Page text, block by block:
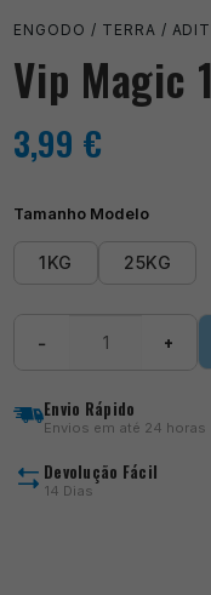
ENGODO / TERRA /
Vip Magic
3,99 €
Tamanho Modelo
1KG 25KG
1Kg
− +
Envio Rápido
Envios em até 24 horas
Devolução Fácil
14 Dias